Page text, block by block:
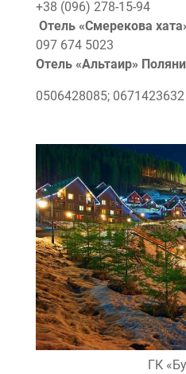
+38 (096) 278-15-94
Отель «Смерекова
097 674 5023
Отель «Альтаиp»
0506428085; 0671423632
ГК